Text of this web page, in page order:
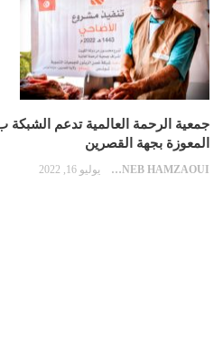
المعوزة بجهة القصرين
ZAYNEB HAMZAOUI يوليو 16, 2022